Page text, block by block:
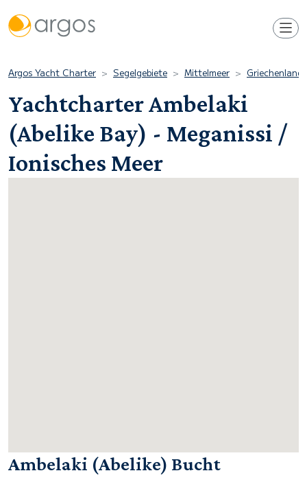
Argos Yacht Charter Segelgebiete Mittelmeer Griechenland
Yachtcharter Ambelaki
(Abelike Bay) - Meganissi /
Ionisches Meer
Ambelaki (Abelike) Bucht